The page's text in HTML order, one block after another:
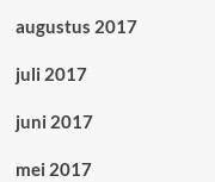
augustus 2017
juli 2017
juni 2017
mei 2017